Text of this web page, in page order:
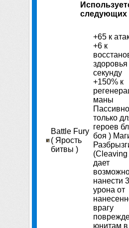
следующих
Battle Fury
( Ярость
битвы )
+65 к
+6 к
здоровья
секунду
+150% к
маны
только
героев
боя )
(Cleaving
дает
нанести
урона от
врагу
юнитам в